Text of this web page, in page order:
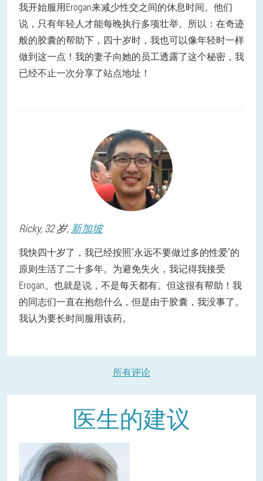
我开始服用Erogan来减少性交之间的休息时间。他们
说，只有年轻人才能每晚执行多项壮举。所以：在奇迹
般的胶囊的帮助下，四十岁时，我也可以像年轻时一样
做到这一点！我的妻子向她的员工透露了这个秘密，我
已经不止一次分享了站点地址！
Ricky, 32 岁, 新加坡
我快四十岁了，我已经按照"永远不要做过多的性爱"的
原则生活了二十多年。为避免失火，我记得我接受
Erogan。也就是说，不是每天都有。但这很有帮助！我
的同志们一直在抱怨什么，但是由于胶囊，我没事了。
我认为要长时间服用该药。
所有评论
医生的建议